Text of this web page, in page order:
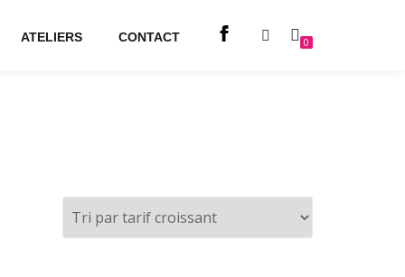
ATELIERS CONTACT 0